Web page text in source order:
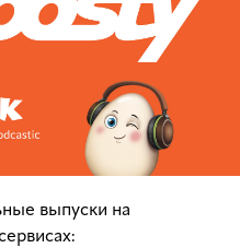
выпуски на